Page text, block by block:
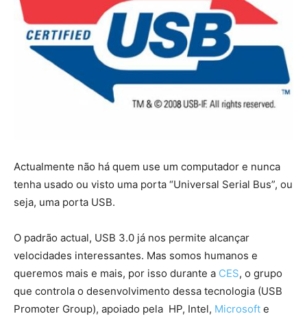
Actualmente não há quem use um computador e nunca
tenha usado ou visto uma porta “Universal Serial Bus”, ou
seja, uma porta USB.
O padrão actual, USB 3.0 já nos permite alcançar
velocidades interessantes. Mas somos humanos e
queremos mais e mais, por isso durante a CES, o grupo
que controla o desenvolvimento dessa tecnologia (USB
Promoter Group), apoiado pela HP, Intel, Microsoft e